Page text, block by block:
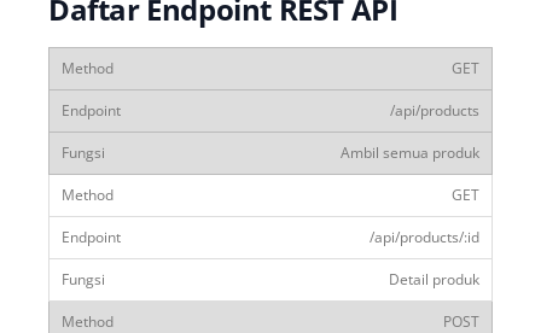
Daftar Endpoint REST API
GET
/api/products
Ambil semua produk
GET
/api/products/:id
Detail produk
POST